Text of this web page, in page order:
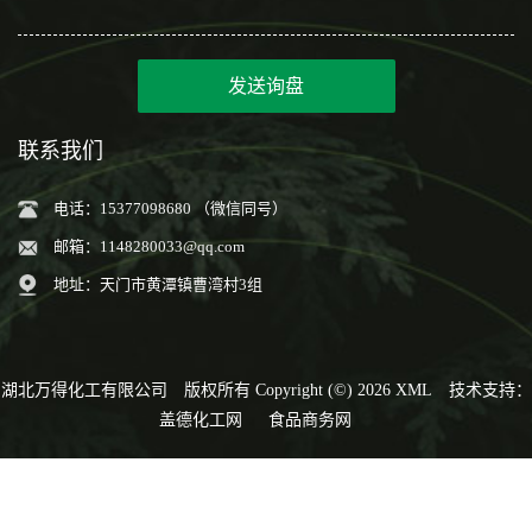
发送询盘
联系我们
电话：15377098680 （微信同号）
邮箱： 1148280033@qq.com
地址：天门市黄潭镇曹湾村3组
湖北万得化工有限公司 版权所有 Copyright (©) 2026 XML
技术支持：
盖德化工网
食品商务网